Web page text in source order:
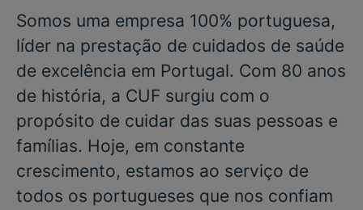
Somos uma empresa 100% portuguesa,
líder na prestação de cuidados de saúde
de excelência em Portugal. Com 80 anos
de história, a CUF surgiu com o
propósito de cuidar das suas pessoas e
famílias. Hoje, em constante
crescimento, estamos ao serviço de
todos os portugueses que nos confiam